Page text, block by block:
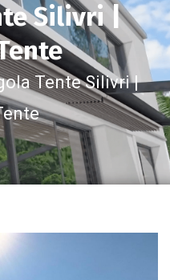
Silivri |
Tente Silivri |